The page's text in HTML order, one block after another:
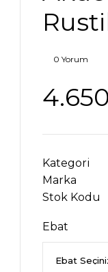
0 Yorum
Kategori
Marka
Stok Kodu
Ebat